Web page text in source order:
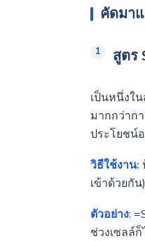
คัดมา
สูตร
เป็นหนึ่งใ
มากกว่าก
ประโยชน์
วิธีใช้งาน:
เข้าด้วยกัน)
ตัวอย่าง:
ช่วงเซลล์